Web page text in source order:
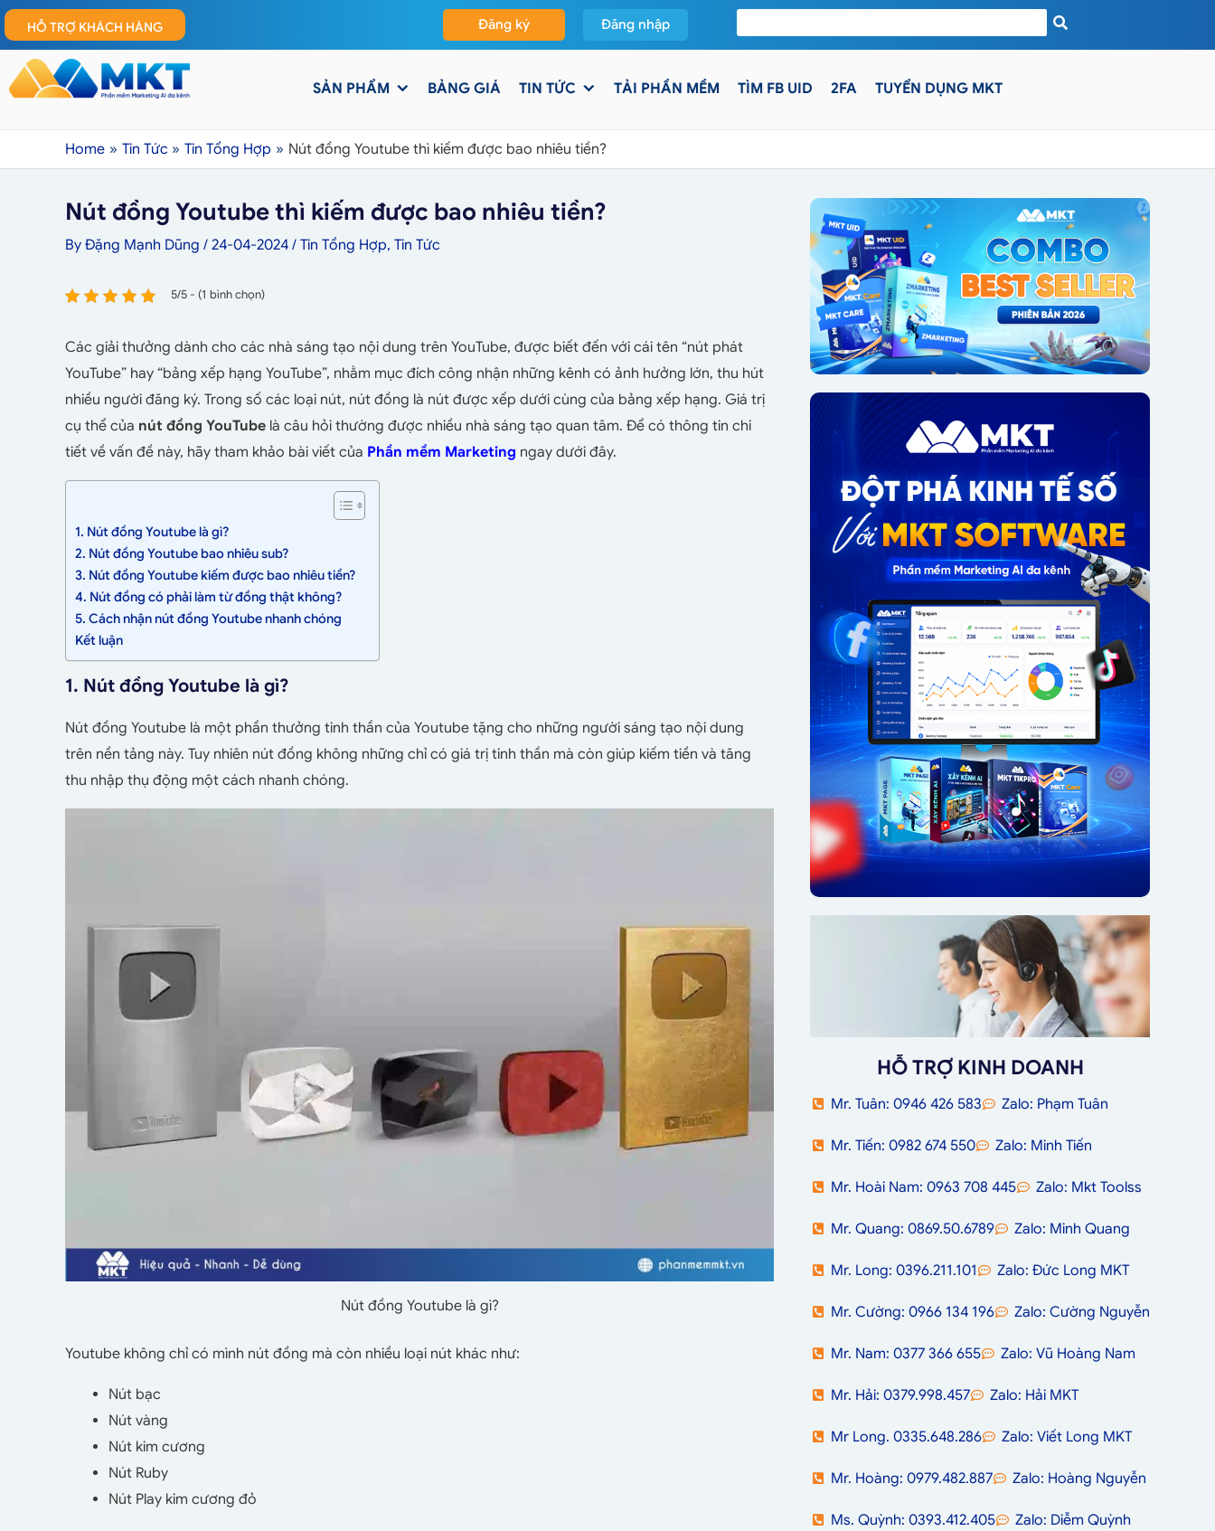
HỖ TRỢ KHÁCH HÀNG Đăng ký Đăng nhập
SẢN PHẨM BẢNG GIÁ TIN TỨC TẢI PHẦN MỀM TÌM FB UID 2FA TUYỂN DỤNG MKT
Home Tin Tức Tin Tổng Hợp Nút đồng Youtube thì kiếm được bao nhiêu tiền?
Nút đồng Youtube thì kiếm được bao nhiêu tiền?
By Đặng Mạnh Dũng / 24-04-2024 / Tin Tổng Hợp, Tin Tức
5/5 - (1 bình chọn)
Các giải thưởng dành cho các nhà sáng tạo nội dung trên YouTube, được biết đến với cái tên “nút phát
YouTube” hay “bảng xếp hạng YouTube”, nhằm mục đích công nhận những kênh có ảnh hưởng lớn, thu hút
nhiều người đăng ký. Trong số các loại nút, nút đồng là nút được xếp dưới cùng của bảng xếp hạng. Giá trị
cụ thể của nút đồng YouTube là câu hỏi thường được nhiều nhà sáng tạo quan tâm. Để có thông tin chi
tiết về vấn đề này, hãy tham khảo bài viết của Phần mềm Marketing ngay dưới đây.
1. Nút đồng Youtube là gì?
2. Nút đồng Youtube bao nhiêu sub?
3. Nút đồng Youtube kiếm được bao nhiêu tiền?
4. Nút đồng có phải làm từ đồng thật không?
5. Cách nhận nút đồng Youtube nhanh chóng
Kết luận
1. Nút đồng Youtube là gì?
Nút đồng Youtube là một phần thưởng tinh thần của Youtube tặng cho những người sáng tạo nội dung
trên nền tảng này. Tuy nhiên nút đồng không những chỉ có giá trị tinh thần mà còn giúp kiếm tiền và tăng
thu nhập thụ động một cách nhanh chóng.
Nút đồng Youtube là gì?
Youtube không chỉ có mình nút đồng mà còn nhiều loại nút khác như:
Nút bạc
Nút vàng
Nút kim cương
Nút Ruby
Nút Play kim cương đỏ
HỖ TRỢ KINH DOANH
Mr. Tuân: 0946 426 583 Zalo: Phạm Tuân
Mr. Tiến: 0982 674 550 Zalo: Minh Tiến
Mr. Hoài Nam: 0963 708 445 Zalo: Mkt Toolss
Mr. Quang: 0869.50.6789 Zalo: Minh Quang
Mr. Long: 0396.211.101 Zalo: Đức Long MKT
Mr. Cường: 0966 134 196 Zalo: Cường Nguyễn
Mr. Nam: 0377 366 655 Zalo: Vũ Hoàng Nam
Mr. Hải: 0379.998.457 Zalo: Hải MKT
Mr Long. 0335.648.286 Zalo: Viết Long MKT
Mr. Hoàng: 0979.482.887 Zalo: Hoàng Nguyễn
Ms. Quỳnh: 0393.412.405 Zalo: Diễm Quỳnh